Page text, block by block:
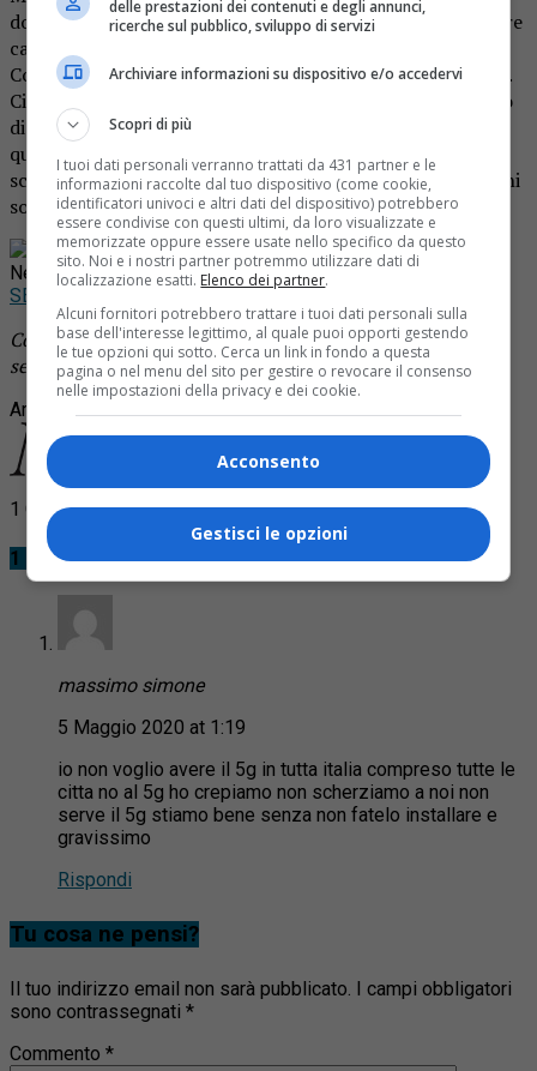
documentato e con questo progetto del 5G bisogna andare
cauti, la mia speranza è che Roasio possa diventare un
Comune “No 5G”. Anche le grandi città lo stanno facendo.
Ci sono centri come Bologna o Bruxelles che hanno deciso
di attendere i risultati delle analisi prima di prendere una
qualsiasi decisione. Nel Biellese Campiglia Cervo è stato
scelto per sperimentare questo sistema anche se i cittadini
sono contrari».
Rimani aggiornato seguendoci su Google
News!
SEGUICI
Continua a leggere le notizie diNotizia Oggi Borgosesia
segui la nostrapagina Facebook
Argomenti correlati:luca michelettirete 5Groasio
1 Commento
1 Commento
massimo simone
5 Maggio 2020 at 1:19
io non voglio avere il 5g in tutta italia compreso tutte le
citta no al 5g ho crepiamo non scherziamo a noi non
serve il 5g stiamo bene senza non fatelo installare e
gravissimo
Rispondi
Tu cosa ne pensi?
Il tuo indirizzo email non sarà pubblicato. I campi obbligatori
sono contrassegnati *
Commento *
delle prestazioni dei contenuti e degli annunci,
ricerche sul pubblico, sviluppo di servizi
Archiviare informazioni su dispositivo e/o accedervi
Scopri di più
I tuoi dati personali verranno trattati da 431 partner e le
informazioni raccolte dal tuo dispositivo (come cookie,
identificatori univoci e altri dati del dispositivo) potrebbero
essere condivise con questi ultimi, da loro visualizzate e
memorizzate oppure essere usate nello specifico da questo
sito. Noi e i nostri partner potremmo utilizzare dati di
localizzazione esatti. Elenco dei partner.
Alcuni fornitori potrebbero trattare i tuoi dati personali sulla
base dell'interesse legittimo, al quale puoi opporti gestendo
le tue opzioni qui sotto. Cerca un link in fondo a questa
pagina o nel menu del sito per gestire o revocare il consenso
nelle impostazioni della privacy e dei cookie.
Acconsento
Gestisci le opzioni